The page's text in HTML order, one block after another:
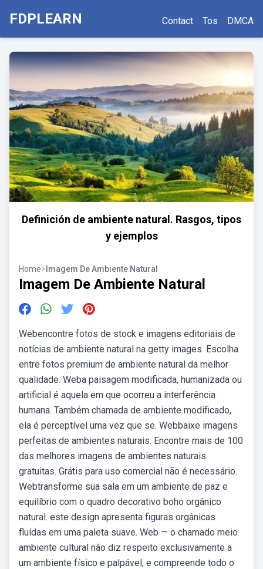
FDPLEARN Contact Tos DMCA
Definición de ambiente natural. Rasgos, tipos
y ejemplos
Home> Imagem De Ambiente Natural
Imagem De Ambiente Natural
Webencontre fotos de stock e imagens editoriais de
notícias de ambiente natural na getty images. Escolha
entre fotos premium de ambiente natural da melhor
qualidade. Weba paisagem modificada, humanizada ou
artificial é aquela em que ocorreu a interferência
humana. Também chamada de ambiente modificado,
ela é perceptível uma vez que se. Webbaixe imagens
perfeitas de ambientes naturais. Encontre mais de 100
das melhores imagens de ambientes naturais
gratuitas. Grátis para uso comercial não é necessário.
Webtransforme sua sala em um ambiente de paz e
equilíbrio com o quadro decorativo boho orgânico
natural. este design apresenta figuras orgânicas
fluídas em uma paleta suave. Web — o chamado meio
ambiente cultural não diz respeito exclusivamente a
um ambiente físico e palpável, e compreende todo o